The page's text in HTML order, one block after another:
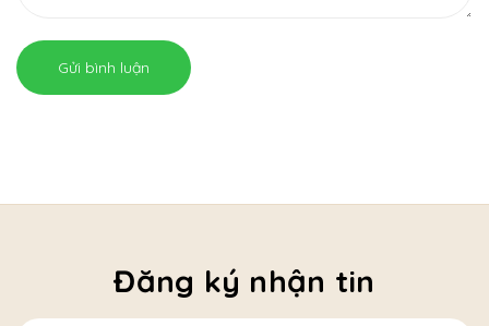
Gửi bình luận
Đăng ký nhận tin